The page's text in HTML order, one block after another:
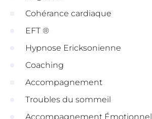
Cohérance cardiaque
EFT ®
Hypnose Ericksonienne
Coaching
Accompagnement
Troubles du sommeil
Accompagnement Émotionnel